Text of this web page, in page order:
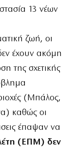
13 νέων
ζωή, οι
έχουν ακόμη
της σχετικής
(Μπάλος,
καθώς οι
έπαψαν να
(ΕΠΜ) δεν